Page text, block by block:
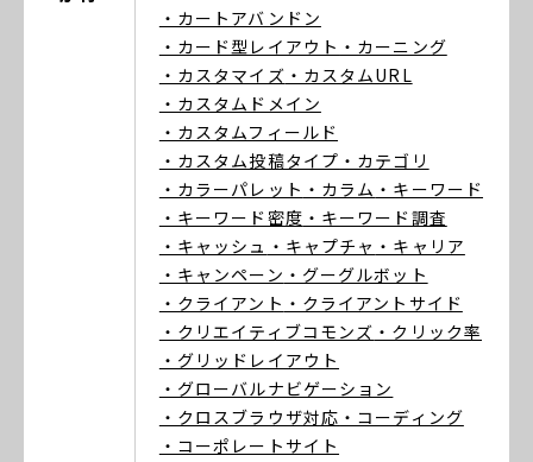
・カートアバンドン
・カード型レイアウト ・カーニング
・カスタマイズ ・カスタムURL
・カスタムドメイン
・カスタムフィールド
・カスタム投稿タイプ ・カテゴリ
・カラーパレット ・カラム ・キーワード
・キーワード密度 ・キーワード調査
・キャッシュ ・キャプチャ ・キャリア
・キャンペーン ・グーグルボット
・クライアント ・クライアントサイド
・クリエイティブコモンズ ・クリック率
・グリッドレイアウト
・グローバルナビゲーション
・クロスブラウザ対応 ・コーディング
・コーポレートサイト